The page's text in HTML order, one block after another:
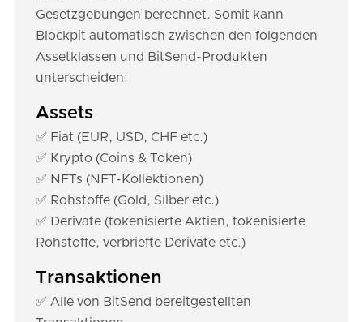
Gesetzgebungen berechnet. Somit kann
Blockpit automatisch zwischen den folgenden
Assetklassen und BitSend-Produkten
unterscheiden:
Assets
✅ Fiat (EUR, USD, CHF etc.)
✅ Krypto (Coins & Token)
✅ NFTs (NFT-Kollektionen)
✅ Rohstoffe (Gold, Silber etc.)
✅ Derivate (tokenisierte Aktien, tokenisierte
Rohstoffe, verbriefte Derivate etc.)
Transaktionen
✅ Alle von BitSend bereitgestellten